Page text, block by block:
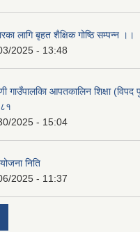
लागि बृहत शैक्षिक गोष्ठि सम्पन्न ।।
2025 - 13:48
गाउँपालकिा आपतकालिन शिक्षा (विपद
2025 - 15:04
निति
2025 - 11:37